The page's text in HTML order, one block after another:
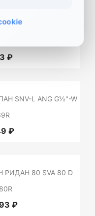
SVA 25 D STR
₽
SNV-L ANG G½"-W
₽
80 SVA 80 D
₽